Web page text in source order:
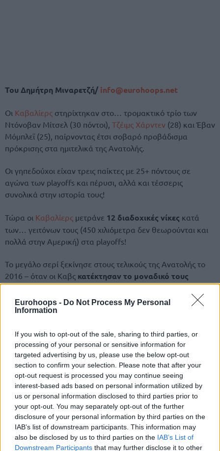
Eurohoops - Do Not Process My Personal
Information
If you wish to opt-out of the sale, sharing to third parties, or
processing of your personal or sensitive information for
targeted advertising by us, please use the below opt-out
section to confirm your selection. Please note that after your
opt-out request is processed you may continue seeing
interest-based ads based on personal information utilized by
us or personal information disclosed to third parties prior to
your opt-out. You may separately opt-out of the further
disclosure of your personal information by third parties on the
IAB’s list of downstream participants. This information may
also be disclosed by us to third parties on the IAB’s List of
Downstream Participants that may further disclose it to other
Του Δημήτρη Μιναρετζή/ info@eurohoops.net
Οι Καβαλίερς στηρίχτηκαν στο… τρομακτικό τρίο των
Ντόνοβαν Μίτσελ (30 πόντοι), Τζέιμς Χάρντεν (28) και Έβαν
Μόμπλεϊ (25), παίρνοντας έτσι σοβαρό προβάδισμα
πρόκρισης στα ημιτελικά της Ανατολής.
Οι γηπεδούχοι είχαν τρεις παίκτες με 25+ πόντους σε
αγώνα των playoffs και πέρυσι, αλλά και τέσσερις
συνολικά στην ιστορία τους!
Τώρα οι Καβαλίερς μετράνε 12 διαδοχικές νίκες κατά
των… γειτόνων τους (450 χιλιόμετρα δεν θεωρούνται και
πολλά στην Αμερική) στα playoffs!
Το μεγάλο σερί ξεκίνησε στους τελικούς της Ανατολής το
2016 – όταν οι Καβς κατέκτησαν το μοναδικό τους
πρωτάθλημα– με δύο νίκες όταν έκλεισαν τη σειρά και
στη συνέχεια “σκούπισαν” τουςΡάπτορς στο δεύτερο
γύρο του 2017 και του 2018!
Να σημειώσουμε ότι οι Καβαλίερς έχουν σερί 12 νικών και
κατά τωνΠίστονς, αλλά και τωνΧοκς, όπως και οιΛέικερς
εναντίον των… Σόνικς τη δεκαετία του ’80!